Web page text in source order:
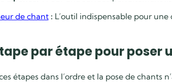
de chant: L’outil indispensable pour une
par étape pour poser
étapes dans l’ordre et la pose de chants